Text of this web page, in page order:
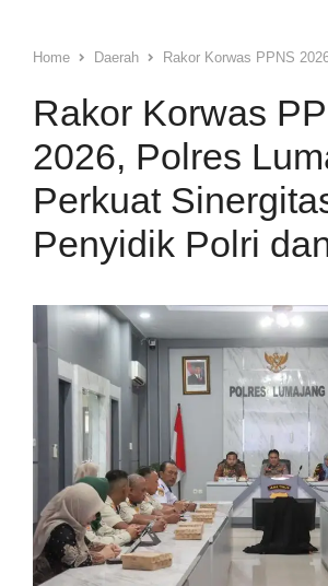
Home Daerah Rakor Korwas PPNS
Rakor Korwas
2026, Polres
Perkuat
Penyidik Polri